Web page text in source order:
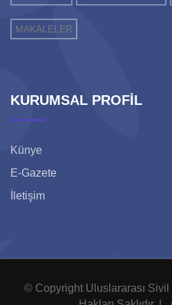
MAKALELER
KURUMSAL PROFİL
Künye
E-Gazete
İletişim
© Copyright Uluslararası